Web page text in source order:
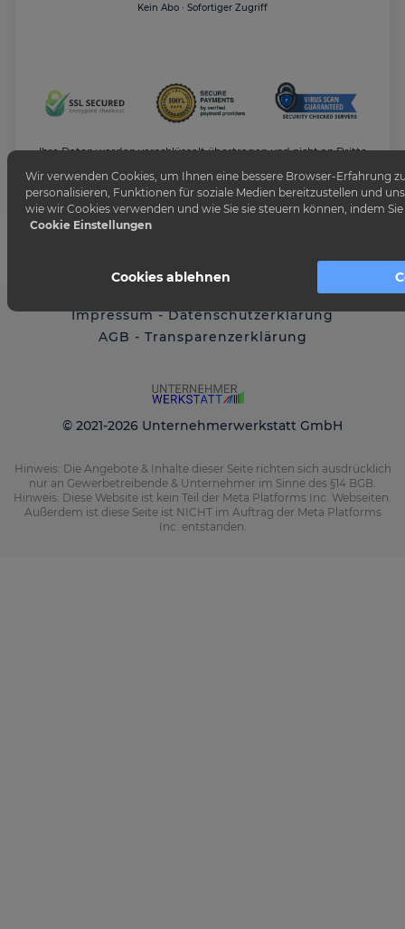
Kein Abo · Sofortiger Zugriff
Ihre Daten werden verschlüsselt übertragen und nicht an Dritte
Impressum-Datenschutzerklärung
AGB - Transparenzerklärung
© 2021-2026 Unternehmerwerkstatt GmbH
Hinweis: Die Angebote & Inhalte dieser Seite richten sich ausdrücklich
nur an Gewerbetreibende & Unternehmer im Sinne des §14 BGB.
Hinweis: Diese Website ist kein Teil der Meta Platforms Inc. Webseiten.
Außerdem ist diese Seite ist NICHT im Auftrag der Meta Platforms
Inc. entstanden.
Wir verwenden Cookies, um Ihnen eine bessere Browser-Erfahrung
personalisieren, Funktionen für soziale Medien bereitzustellen und
wie wir Cookies verwenden und wie Sie sie steuern können, indem
Cookie Einstellungen
Cookies ablehnen